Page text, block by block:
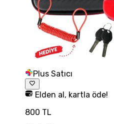
Plus Satıcı
Elden al, kartla öde!
800 TL